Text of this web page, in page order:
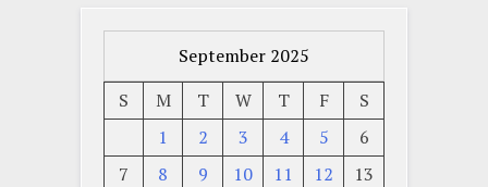
September 2025
S
M T W T F
S
1
2 3 4 5
6
7
8 9 10 11 12
13